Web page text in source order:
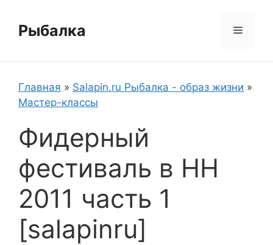
содержимому
Рыбалка Меню
Главная » Salapin.ru Рыбалка - образ жизни »
Мастер-классы
Фидерный
фестиваль в НН
2011 часть 1
[salapinru]